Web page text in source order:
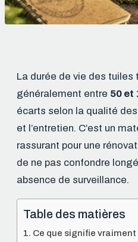
La durée de vie des tuiles
généralement entre 50 et
écarts selon la qualité
et l’entretien. C’est un
rassurant pour une
de ne pas confondre
absence de surveillance.
Table des matières
Ce que signifie vraiment